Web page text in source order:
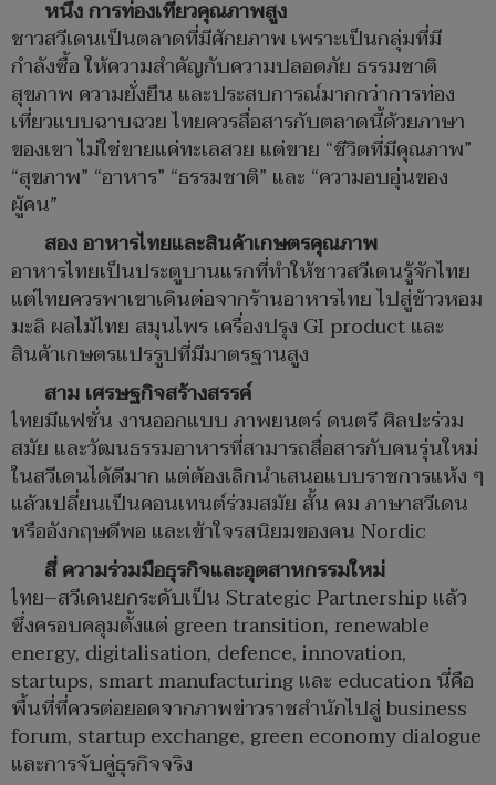
หนึ่ง การท่องเที่ยวคุณภาพสูง
ชาวสวีเดนเป็นตลาดที่มีศักยภาพ เพราะเป็นกลุ่มที่มี
กำลังซื้อ ให้ความสำคัญกับความปลอดภัย ธรรมชาติ
สุขภาพ ความยั่งยืน และประสบการณ์มากกว่าการท่อง
เที่ยวแบบฉาบฉวย ไทยควรสื่อสารกับตลาดนี้ด้วยภาษา
ของเขา ไม่ใช่ขายแค่ทะเลสวย แต่ขาย “ชีวิตที่มีคุณภาพ”
“สุขภาพ” “อาหาร” “ธรรมชาติ” และ “ความอบอุ่นของ
ผู้คน”
สอง อาหารไทยและสินค้าเกษตรคุณภาพ
อาหารไทยเป็นประตูบานแรกที่ทำให้ชาวสวีเดนรู้จักไทย
แต่ไทยควรพาเขาเดินต่อจากร้านอาหารไทย ไปสู่ข้าวหอม
มะลิ ผลไม้ไทย สมุนไพร เครื่องปรุง GI product และ
สินค้าเกษตรแปรรูปที่มีมาตรฐานสูง
สาม เศรษฐกิจสร้างสรรค์
ไทยมีแฟชั่น งานออกแบบ ภาพยนตร์ ดนตรี ศิลปะร่วม
สมัย และวัฒนธรรมอาหารที่สามารถสื่อสารกับคนรุ่นใหม่
ในสวีเดนได้ดีมาก แต่ต้องเลิกนำเสนอแบบราชการแห้ง ๆ
แล้วเปลี่ยนเป็นคอนเทนต์ร่วมสมัย สั้น คม ภาษาสวีเดน
หรืออังกฤษดีพอ และเข้าใจรสนิยมของคน Nordic
สี่ ความร่วมมือธุรกิจและอุตสาหกรรมใหม่
ไทย–สวีเดนยกระดับเป็น Strategic Partnership แล้ว
ซึ่งครอบคลุมตั้งแต่ green transition, renewable
energy, digitalisation, defence, innovation,
startups, smart manufacturing และ education นี่คือ
พื้นที่ที่ควรต่อยอดจากภาพข่าวราชสำนักไปสู่ business
forum, startup exchange, green economy dialogue
และการจับคู่ธุรกิจจริง